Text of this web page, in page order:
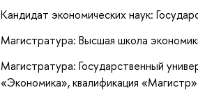
Кандидат экономических наук:
Магистратура: Высшая школа
Магистратура: Государственный
«Экономика», квалификация «Магистр»